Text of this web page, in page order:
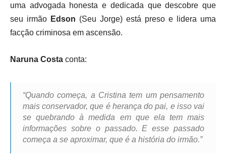
uma advogada honesta e dedicada que descobre que
seu irmão Edson (Seu Jorge) está preso e lidera uma
facção criminosa em ascensão.
Naruna Costa conta:
“Quando começa, a Cristina tem um pensamento
mais conservador, que é herança do pai, e isso vai
se quebrando à medida em que ela tem mais
informações sobre o passado. E esse passado
começa a se aproximar, que é a história do irmão.”